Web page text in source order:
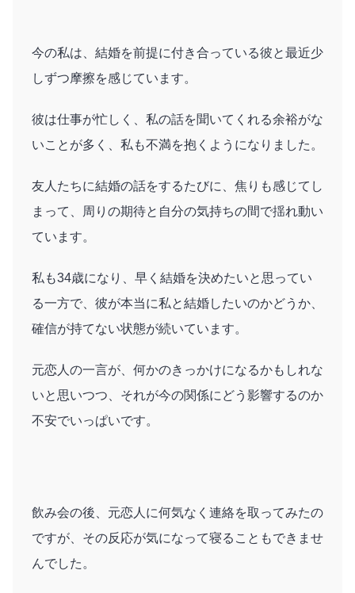
今の私は、結婚を前提に付き合っている彼と最近少
しずつ摩擦を感じています。
彼は仕事が忙しく、私の話を聞いてくれる余裕がな
いことが多く、私も不満を抱くようになりました。
友人たちに結婚の話をするたびに、焦りも感じてし
まって、周りの期待と自分の気持ちの間で揺れ動い
ています。
私も34歳になり、早く結婚を決めたいと思ってい
る一方で、彼が本当に私と結婚したいのかどうか、
確信が持てない状態が続いています。
元恋人の一言が、何かのきっかけになるかもしれな
いと思いつつ、それが今の関係にどう影響するのか
不安でいっぱいです。
飲み会の後、元恋人に何気なく連絡を取ってみたの
ですが、その反応が気になって寝ることもできませ
んでした。